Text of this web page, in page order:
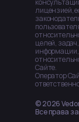
лицензией,
целей,
Сайте.
Оператор
© 2026
Все права